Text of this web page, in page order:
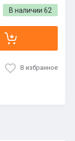
В наличии 62
В избранное